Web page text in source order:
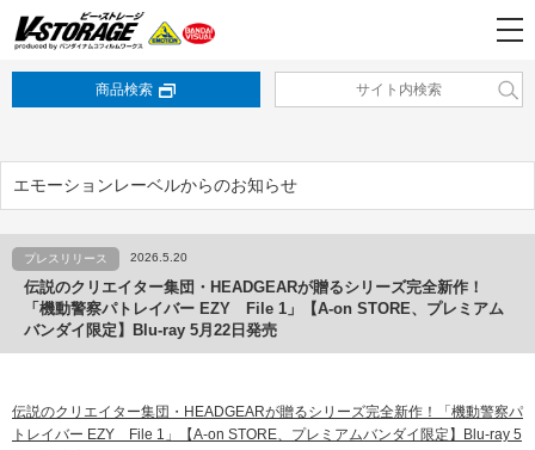
商品検索
エモーションレーベルからのお知らせ
プレスリリース 2026.5.20
伝説のクリエイター集団・HEADGEARが贈るシリーズ完全新作！
「機動警察パトレイバー EZY File 1」【A-on STORE、プレミアム
バンダイ限定】Blu-ray 5月22日発売
伝説のクリエイター集団・HEADGEARが贈るシリーズ完全新作！「機動警察パ
トレイバー EZY File 1」【A-on STORE、プレミアムバンダイ限定】Blu-ray 5